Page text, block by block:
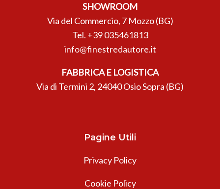
SHOWROOM
Via del Commercio, 7 Mozzo (BG)
Tel. +39 035461813
info@finestredautore.it
FABBRICA E LOGISTICA
Via di Termini 2, 24040 Osio Sopra (BG)
Pagine Utili
Privacy Policy
Cookie Policy